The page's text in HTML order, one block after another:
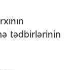
tədbirlərinin